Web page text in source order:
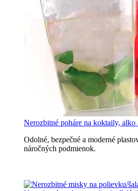
Nerozbitné poháre na koktaily, alko
Odolné, bezpečné a moderné
náročných podmienok.